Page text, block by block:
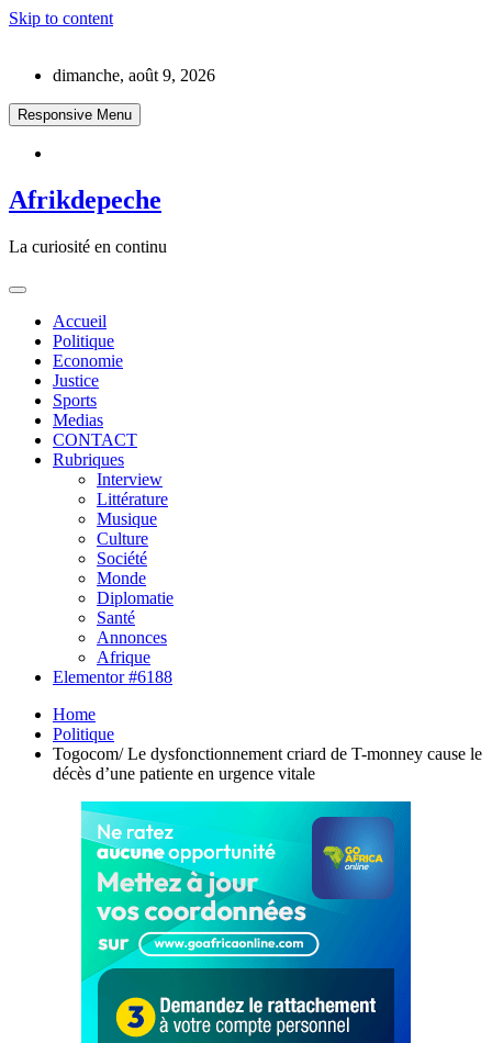
Skip to content
dimanche, août 9, 2026
Responsive Menu
Afrikdepeche
La curiosité en continu
Accueil
Politique
Economie
Justice
Sports
Medias
CONTACT
Rubriques
Interview
Littérature
Musique
Culture
Société
Monde
Diplomatie
Santé
Annonces
Afrique
Elementor #6188
Home
Politique
Togocom/ Le dysfonctionnement criard de T-monney cause le
décès d’une patiente en urgence vitale